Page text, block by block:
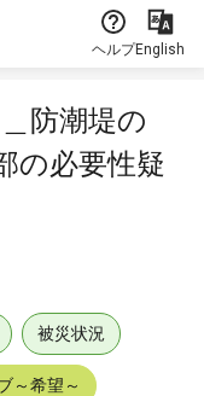
ヘルプEnglish
防潮堤の
の必要性疑
被災状況
～希望～